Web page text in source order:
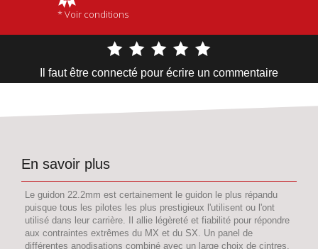
* Voir conditions
Il faut être connecté pour écrire un commentaire
En savoir plus
Le guidon 22.2mm est certainement le guidon le plus répandu
puisque tous les pilotes les plus prestigieux l'utilisent ou l'ont
utilisé dans leur carrière. Il allie légèreté et fiabilité pour répondre
aux contraintes extrêmes du MX et du SX. Un panel de
différentes anodisations combiné avec un large choix de cintres,